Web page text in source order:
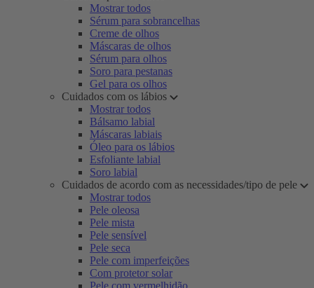
Mostrar todos
Sérum para sobrancelhas
Creme de olhos
Máscaras de olhos
Sérum para olhos
Soro para pestanas
Gel para os olhos
Cuidados com os lábios
Mostrar todos
Bálsamo labial
Máscaras labiais
Óleo para os lábios
Esfoliante labial
Soro labial
Cuidados de acordo com as necessidades/tipo de pele
Mostrar todos
Pele oleosa
Pele mista
Pele sensível
Pele seca
Pele com imperfeições
Com protetor solar
Pele com vermelhidão